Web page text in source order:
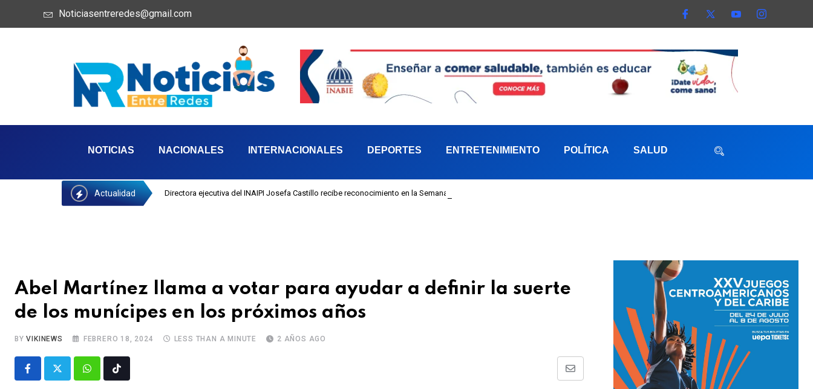
Noticiasentreredes@gmail.com
NOTICIAS NACIONALES INTERNACIONALES DEPORTES ENTRETENIMIENTO POLÍTICA SALUD
Actualidad Directora ejecutiva del INAIPI Josefa Castillo recibe reconocimiento en la Semana Mundial de la Lactancia Materna
Abel Martínez llama a votar para ayudar a definir la suerte
de los munícipes en los próximos años
BYVIKINEWS FEBRERO 18, 2024 LESS THAN A MINUTE 2 AÑOS AGO